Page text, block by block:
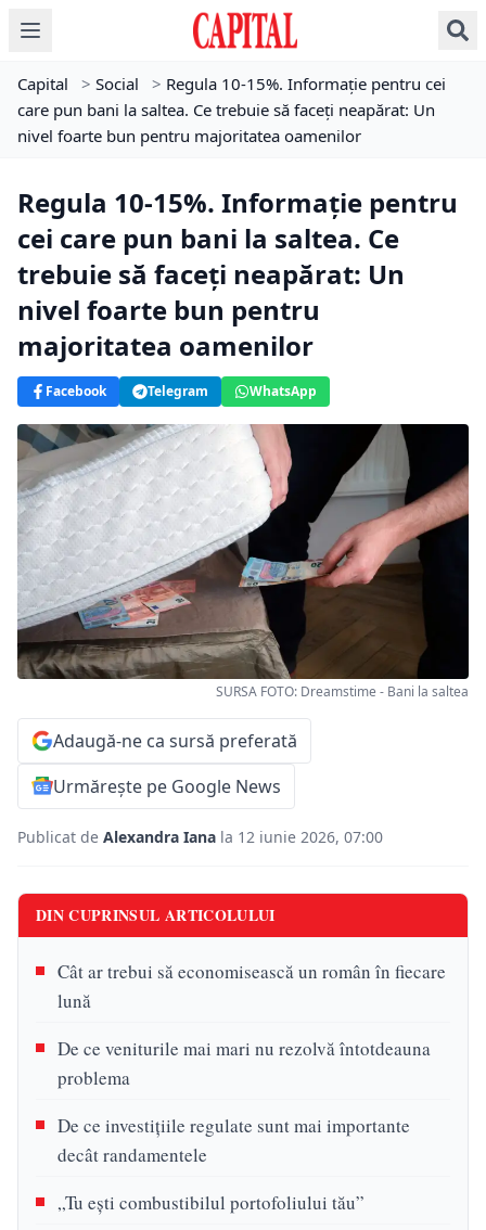
Capital > Social > Regula 10-15%. Informație pentru cei
care pun bani la saltea. Ce trebuie să faceți neapărat: Un
nivel foarte bun pentru majoritatea oamenilor
Regula 10-15%. Informație pentru
cei care pun bani la saltea. Ce
trebuie să faceți neapărat: Un
nivel foarte bun pentru
majoritatea oamenilor
Facebook Telegram WhatsApp
SURSA FOTO: Dreamstime - Bani la saltea
Adaugă-ne ca sursă preferată
Urmărește pe Google News
Publicat de Alexandra Iana la 12 iunie 2026, 07:00
DIN CUPRINSUL ARTICOLULUI
Cât ar trebui să economisească un român în fiecare
lună
De ce veniturile mai mari nu rezolvă întotdeauna
problema
De ce investițiile regulate sunt mai importante
decât randamentele
„Tu ești combustibilul portofoliului tău”